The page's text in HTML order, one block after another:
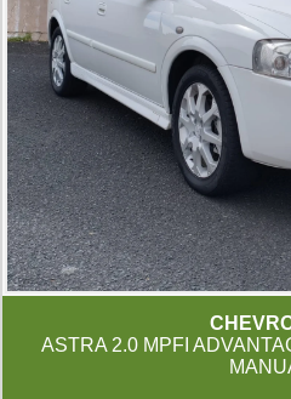
ASTRA 2.0 MPFI